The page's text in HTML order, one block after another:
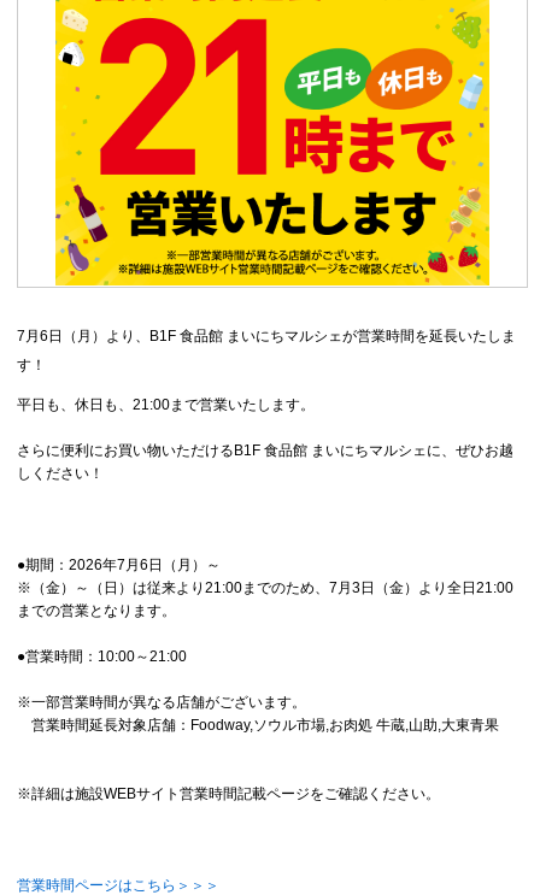
7月6日（月）より、B1F 食品館 まいにちマルシェが営業時間を延長いたしま
す！
平日も、休日も、21:00まで営業いたします。
さらに便利にお買い物いただけるB1F 食品館 まいにちマルシェに、ぜひお越
しください！
●期間：2026年7月6日（月）～
※（金）～（日）は従来より21:00までのため、7月3日（金）より全日21:00
までの営業となります。
●営業時間：10:00～21:00
※一部営業時間が異なる店舗がございます。
営業時間延長対象店舗：Foodway,ソウル市場,お肉処 牛蔵,山助,大東青果
※詳細は施設WEBサイト営業時間記載ページをご確認ください。
営業時間ページはこちら＞＞＞